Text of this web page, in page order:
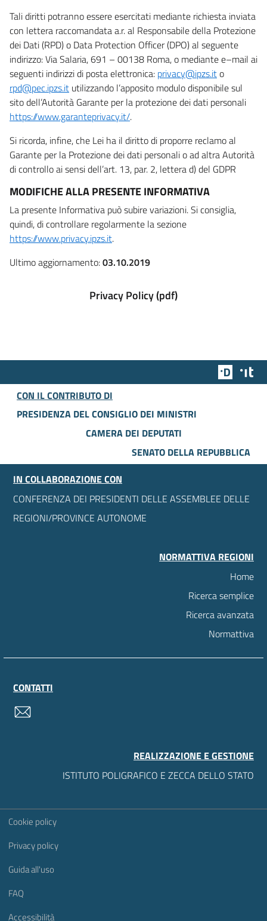
Tali diritti potranno essere esercitati mediante richiesta inviata
con lettera raccomandata a.r. al Responsabile della Protezione
dei Dati (RPD) o Data Protection Officer (DPO) al seguente
indirizzo: Via Salaria, 691 – 00138 Roma, o mediante e–mail ai
seguenti indirizzi di posta elettronica: privacy@ipzs.ito
rpd@pec.ipzs.it utilizzando l’apposito modulo disponibile sul
sito dell’Autorità Garante per la protezione dei dati personali
https://www.garanteprivacy.it/.
Si ricorda, infine, che Lei ha il diritto di proporre reclamo al
Garante per la Protezione dei dati personali o ad altra Autorità
di controllo ai sensi dell’art. 13, par. 2, lettera d) del GDPR
MODIFICHE ALLA PRESENTE INFORMATIVA
La presente Informativa può subire variazioni. Si consiglia,
quindi, di controllare regolarmente la sezione
https://www.privacy.ipzs.it.
Ultimo aggiornamento:03.10.2019
Privacy Policy (pdf)
Team
CON IL CONTRIBUTO DI
PRESIDENZA DEL CONSIGLIO DEI MINISTRI
CAMERA DEI DEPUTATI
SENATO DELLA REPUBBLICA
IN COLLABORAZIONE CON
CONFERENZA DEI PRESIDENTI DELLE ASSEMBLEE DELLE
REGIONI/PROVINCE AUTONOME
NORMATTIVA REGIONI
Home
Ricerca semplice
Ricerca avanzata
Normattiva
CONTATTI
REALIZZAZIONE E GESTIONE
ISTITUTO POLIGRAFICO E ZECCA DELLO STATO
Sezione Link Utili
Cookie policy
Privacy policy
Guida all'uso
FAQ
Accessibilità